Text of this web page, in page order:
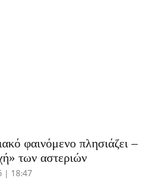
φαινόμενο πλησιάζει –
των αστεριών
| 18:47